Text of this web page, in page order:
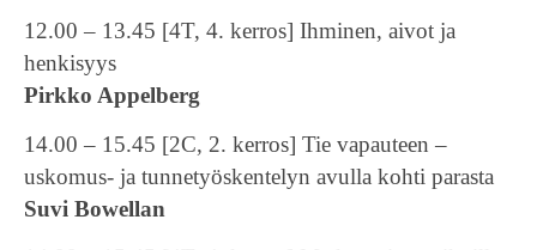
12.00 – 13.45 [4T, 4. kerros] Ihminen, aivot ja
henkisyys
Pirkko Appelberg
14.00 – 15.45 [2C, 2. kerros] Tie vapauteen –
uskomus- ja tunnetyöskentelyn avulla kohti parasta
Suvi Bowellan